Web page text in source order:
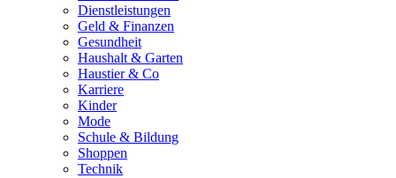
Dienstleistungen
Geld & Finanzen
Gesundheit
Haushalt & Garten
Haustier & Co
Karriere
Kinder
Mode
Schule & Bildung
Shoppen
Technik